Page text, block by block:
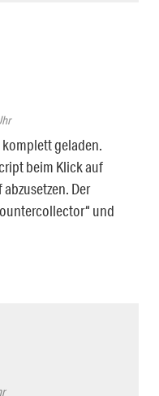
komplett geladen.
beim Klick auf
Der
und